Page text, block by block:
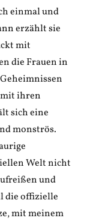
einmal und
erzählt sie
mit
die Frauen in
ihren
sich eine
monströs.
Welt nicht
und
die offizielle
mit meinem